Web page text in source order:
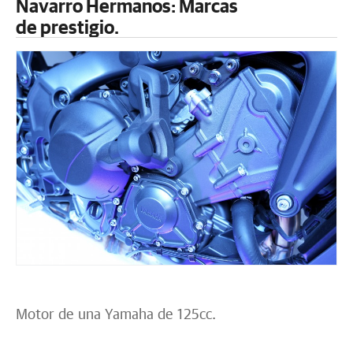
Navarro Hermanos: Marcas
de prestigio.
Motor de una Yamaha de 125cc.